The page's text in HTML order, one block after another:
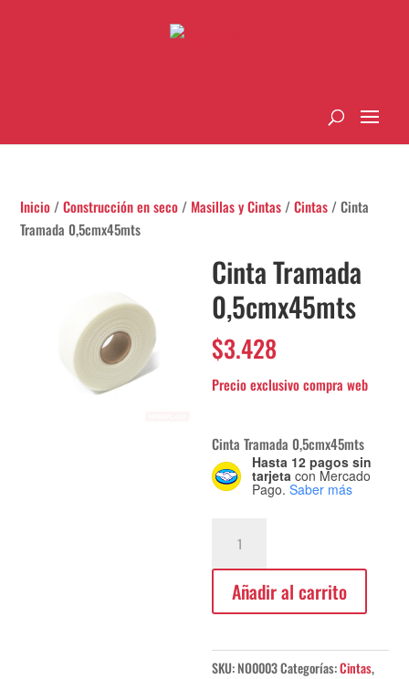
Inicio /Construcción en seco / Masillas y Cintas /Cintas / Cinta
Tramada 0,5cmx45mts
Cinta Tramada
0,5cmx45mts
$3.428
Cinta Tramada 0,5cmx45mts
Hasta 12 pagos sin
tarjeta con Mercado
Pago. Saber más
Tramada
0,5cmx45mts
cantidad
Añadir al carrito
SKU:NO0003Categorías:Cintas,